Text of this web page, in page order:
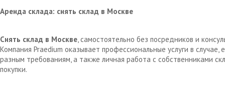
Аренда склада: снять склад в Москве
Снять склад в Москве, самостоятельно без посредников и
Компания Praedium оказывает профессиональные услуги в
разным требованиям, а также личная работа с собственниками
покупки.